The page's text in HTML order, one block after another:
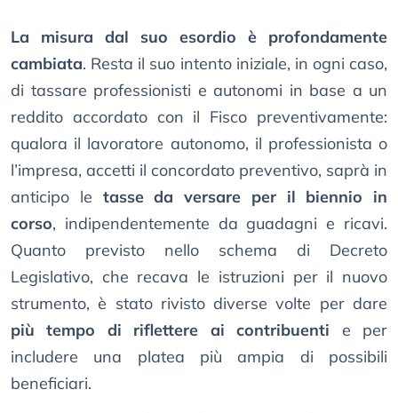
La misura dal suo esordio è profondamente
cambiata. Resta il suo intento iniziale, in ogni caso,
di tassare professionisti e autonomi in base a un
reddito accordato con il Fisco preventivamente:
qualora il lavoratore autonomo, il professionista o
l’impresa, accetti il concordato preventivo, saprà in
anticipo le tasse da versare per il biennio in
corso, indipendentemente da guadagni e ricavi.
Quanto previsto nello schema di Decreto
Legislativo, che recava le istruzioni per il nuovo
strumento, è stato rivisto diverse volte per dare
più tempo di riflettere ai contribuenti e per
includere una platea più ampia di possibili
beneficiari.